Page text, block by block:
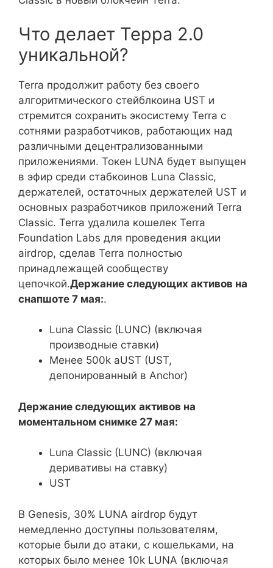
Что делает Терра 2.0
уникальной?
Terra продолжит работу без своего
алгоритмического стейблкоина UST и
стремится сохранить экосистему Terra с
сотнями разработчиков, работающих над
различными децентрализованными
приложениями. Токен LUNA будет выпущен
в эфир среди стабкоинов Luna Classic,
держателей, остаточных держателей UST и
основных разработчиков приложений Terra
Classic. Terra удалила кошелек Terra
Foundation Labs для проведения акции
airdrop, сделав Terra полностью
принадлежащей сообществу
цепочкой.Держание следующих активов на
снапшоте 7 мая:.
Luna Classic (LUNC) (включая
производные ставки)
Менее 500k aUST (UST,
депонированный в Anchor)
Держание следующих активов на
моментальном снимке 27 мая:
Luna Classic (LUNC) (включая
деривативы на ставку)
UST
В Genesis, 30% LUNA airdrop будут
немедленно доступны пользователям,
которые были до атаки, с кошельками, на
которых было менее 10k LUNA (включая